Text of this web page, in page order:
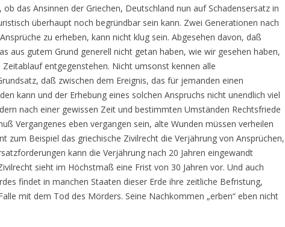
das Ansinnen der Griechen, Deutschland nun auf Schadensersatz in
überhaupt noch begründbar sein kann. Zwei Generationen nach
zu erheben, kann nicht klug sein. Abgesehen davon, daß
aus gutem Grund generell nicht getan haben, wie wir gesehen haben,
entgegenstehen. Nicht umsonst kennen alle
daß zwischen dem Ereignis, das für jemanden einen
kann und der Erhebung eines solchen Anspruchs nicht unendlich viel
nach einer gewissen Zeit und bestimmten Umständen Rechtsfriede
Vergangenes eben vergangen sein, alte Wunden müssen verheilen
zum Beispiel das griechische Zivilrecht die Verjährung von Ansprüchen,
kann die Verjährung nach 20 Jahren eingewandt
sieht im Höchstmaß eine Frist von 30 Jahren vor. Und auch
findet in manchen Staaten dieser Erde ihre zeitliche Befristung,
mit dem Tod des Mörders. Seine Nachkommen „erben“ eben nicht